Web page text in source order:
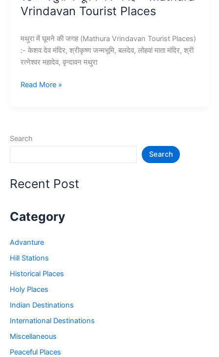
Vrindavan Tourist Places
मथुरा में घूमने की जगह (Mathura Vrindavan Tourist Places)
:- केशव देव मंदिर, श्रीकृष्ण जन्मभूमि, बलदेव, लोहवां माता मंदिर, श्री
रत्नेश्वर महादेव, वृन्दावन मथुरा
10+
जगह
Vrindavan
Tourist
Read More »
Search
Search
Recent Post
Category
Advanture
Hill Stations
Historical Places
Holy Places
Indian Destinations
International Destinations
Miscellaneous
Peaceful Places